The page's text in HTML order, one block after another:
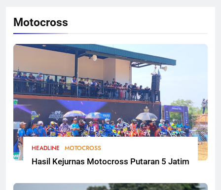
Motocross
HEADLINE MOTOCROSS
Hasil Kejurnas Motocross Putaran 5 Jatim